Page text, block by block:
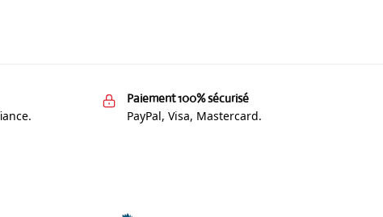
Paiement 100% sécurisé
PayPal, Visa, Mastercard.